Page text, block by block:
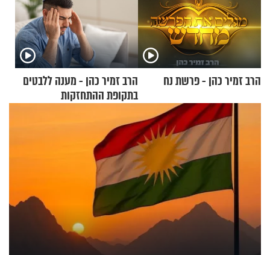
הרב זמיר כהן - פרשת נח
הרב זמיר כהן - מענה ללבטים
בתקופת ההתחזקות